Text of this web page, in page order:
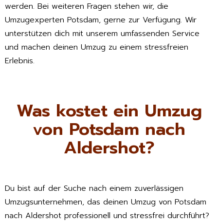
werden. Bei weiteren Fragen stehen wir, die
Umzugexperten Potsdam, gerne zur Verfügung. Wir
unterstützen dich mit unserem umfassenden Service
und machen deinen Umzug zu einem stressfreien
Erlebnis.
Was kostet ein Umzug
von Potsdam nach
Aldershot?
Du bist auf der Suche nach einem zuverlässigen
Umzugsunternehmen, das deinen Umzug von Potsdam
nach Aldershot professionell und stressfrei durchführt?